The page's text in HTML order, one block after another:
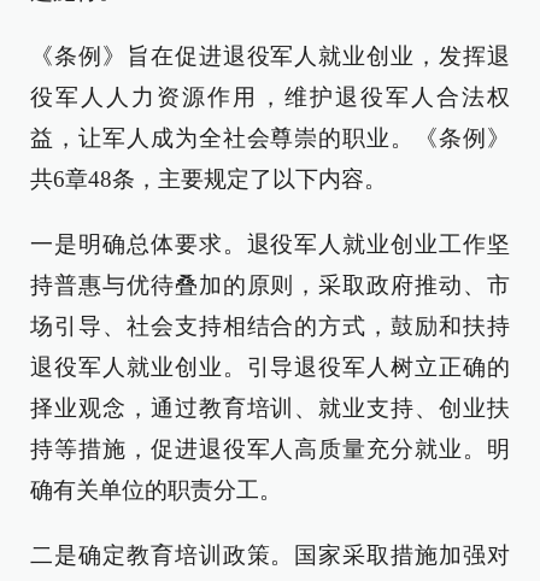
《条例》旨在促进退役军人就业创业，发挥退
役军人人力资源作用，维护退役军人合法权
益，让军人成为全社会尊崇的职业。《条例》
共6章48条，主要规定了以下内容。
一是明确总体要求。退役军人就业创业工作坚
持普惠与优待叠加的原则，采取政府推动、市
场引导、社会支持相结合的方式，鼓励和扶持
退役军人就业创业。引导退役军人树立正确的
择业观念，通过教育培训、就业支持、创业扶
持等措施，促进退役军人高质量充分就业。明
确有关单位的职责分工。
二是确定教育培训政策。国家采取措施加强对